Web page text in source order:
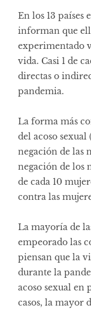
En los 13 países
informan que
experimentado
vida. Casi 1 de
directas o
pandemia.
La forma más
del acoso sexual
negación de las
negación de los
de cada 10
contra las
La mayoría de
empeorado las
piensan que la
durante la
acoso sexual en
casos, la mayor